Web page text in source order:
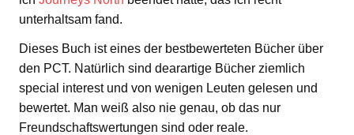
unterhaltsam fand.
Dieses Buch ist eines der bestbewerteten Bücher über
den PCT. Natürlich sind dearartige Bücher ziemlich
special interest und von wenigen Leuten gelesen und
bewertet. Man weiß also nie genau, ob das nur
Freundschaftswertungen sind oder reale.